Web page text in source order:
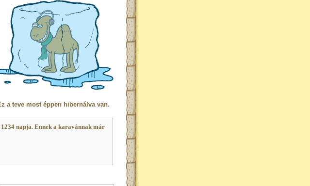
a teve most éppen hibernálva van.
napja. Ennek a karavánnak már